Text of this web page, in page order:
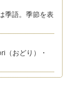
季語。季節を表
（おどり）・